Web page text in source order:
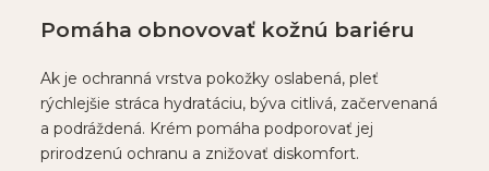
Pomáha obnovovať kožnú bariéru
Ak je ochranná vrstva pokožky oslabená, pleť
rýchlejšie stráca hydratáciu, býva citlivá, začervenaná
a podráždená. Krém pomáha podporovať jej
prirodzenú ochranu a znižovať diskomfort.